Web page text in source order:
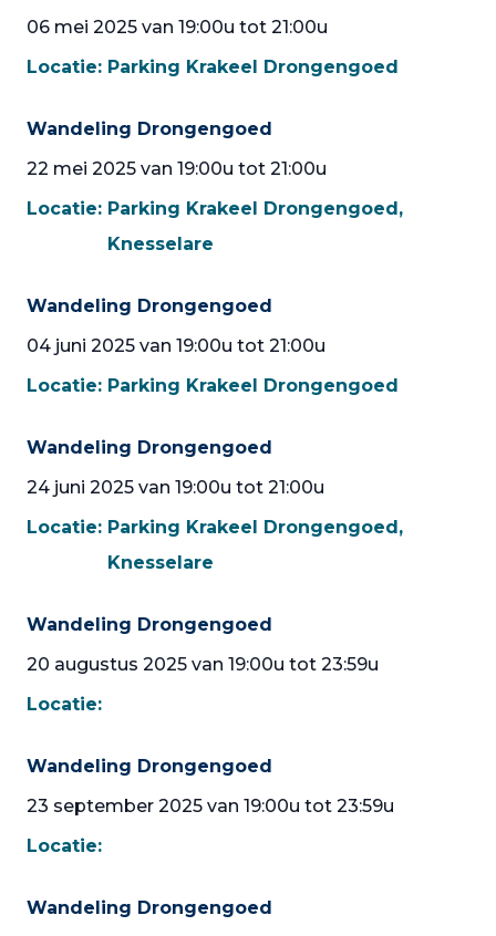
06 mei 2025 van 19:00u tot 21:00u
Locatie: Parking Krakeel Drongengoed
Wandeling Drongengoed
22 mei 2025 van 19:00u tot 21:00u
Locatie: Parking Krakeel Drongengoed,
Knesselare
Wandeling Drongengoed
04 juni 2025 van 19:00u tot 21:00u
Locatie: Parking Krakeel Drongengoed
Wandeling Drongengoed
24 juni 2025 van 19:00u tot 21:00u
Locatie: Parking Krakeel Drongengoed,
Knesselare
Wandeling Drongengoed
20 augustus 2025 van 19:00u tot 23:59u
Locatie:
Wandeling Drongengoed
23 september 2025 van 19:00u tot 23:59u
Locatie:
Wandeling Drongengoed